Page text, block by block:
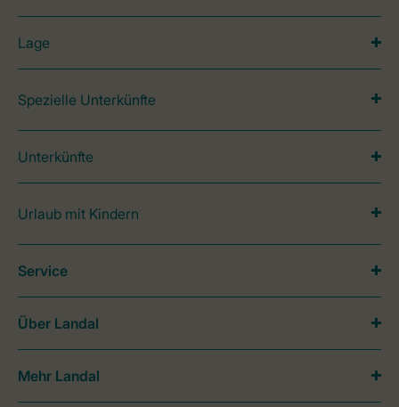
Lage
Spezielle Unterkünfte
Unterkünfte
Urlaub mit Kindern
Service
Über Landal
Mehr Landal